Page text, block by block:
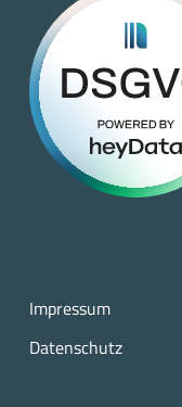
Impressum
Datenschutz